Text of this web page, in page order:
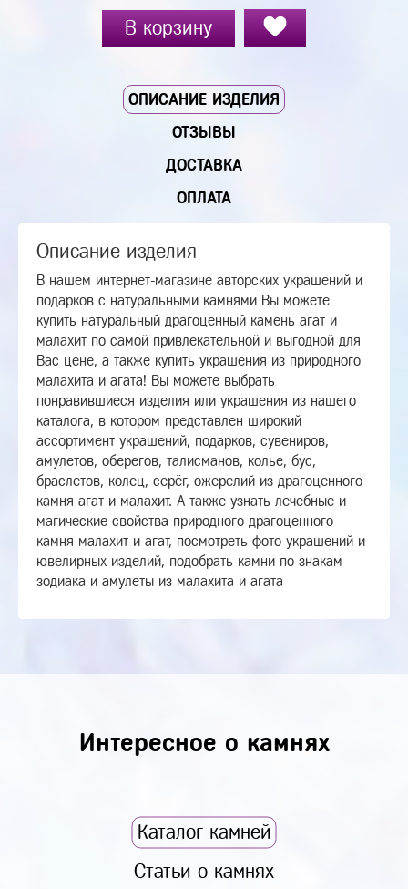
В корзину
ОПИСАНИЕ ИЗДЕЛИЯ
ОТЗЫВЫ
ДОСТАВКА
ОПЛАТА
Описание изделия
В нашем интернет-магазине авторских украшений и
подарков с натуральными камнями Вы можете
купить натуральный драгоценный камень агат и
малахит по самой привлекательной и выгодной для
Вас цене, а также купить украшения из природного
малахита и агата! Вы можете выбрать
понравившиеся изделия или украшения из нашего
каталога, в котором представлен широкий
ассортимент украшений, подарков, сувениров,
амулетов, оберегов, талисманов, колье, бус,
браслетов, колец, серёг, ожерелий из драгоценного
камня агат и малахит. А также узнать лечебные и
магические свойства природного драгоценного
камня малахит и агат, посмотреть фото украшений и
ювелирных изделий, подобрать камни по знакам
зодиака и амулеты из малахита и агата
Интересное о камнях
Каталог камней
Статьи о камнях